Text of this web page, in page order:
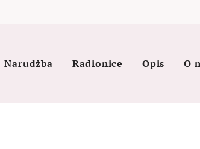
Narudžba Radionice Opis O